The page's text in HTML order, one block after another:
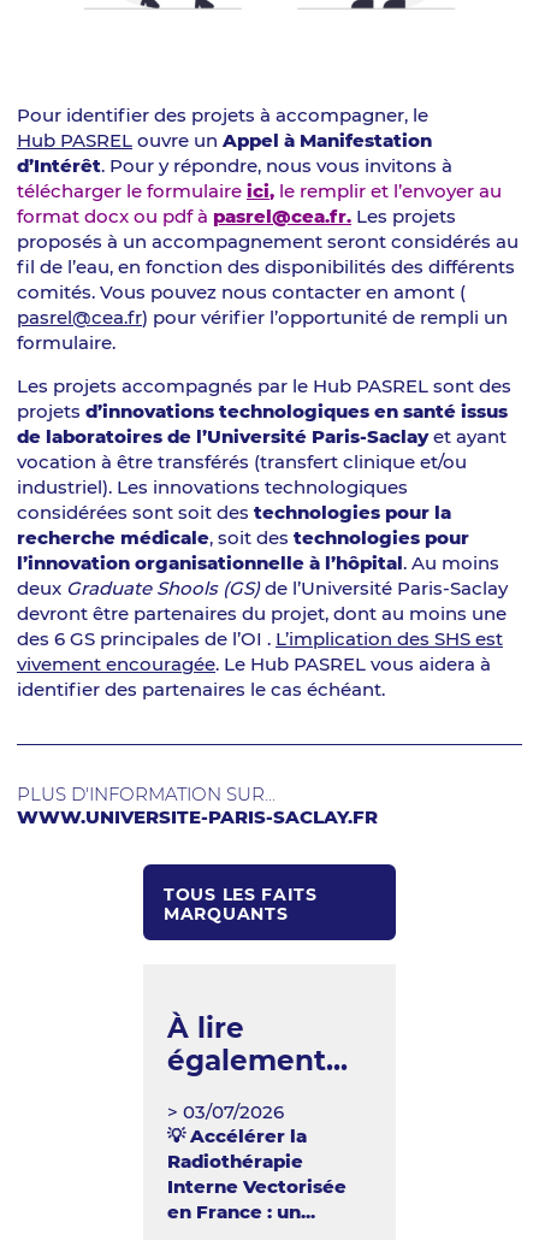
Pour identifier des projets à accompagner, le
Hub PASREL ouvre un Appel à Manifestation
d’Intérêt. Pour y répondre, nous vous invitons à
télécharger le formulaire ici, le remplir et l’envoyer au
format docx ou pdf à pasrel@cea.fr. Les projets
proposés à un accompagnement seront considérés au
fil de l’eau, en fonction des disponibilités des différents
comités. Vous pouvez nous contacter en amont (
pasrel@cea.fr) pour vérifier l’opportunité de rempli un
formulaire.
Les projets accompagnés par le Hub PASREL sont des
projets d’innovations technologiques en santé issus
de laboratoires de l’Université Paris-Saclayet ayant
vocation à être transférés (transfert clinique et/ou
industriel). Les innovations technologiques
considérées sont soit des technologies pour la
recherche médicale, soit des technologies pour
l’innovation organisationnelle à l’hôpital. Au moins
deux Graduate Shools (GS)de l’Université Paris-Saclay
devront être partenaires du projet, dont au moins une
des 6 GS principales de l’OI . L’implication des SHS est
vivement encouragée. Le Hub PASREL vous aidera à
identifier des partenaires le cas échéant.
PLUS D'INFORMATION SUR...
WWW.UNIVERSITE-PARIS-SACLAY.FR
TOUS LES FAITS
MARQUANTS
À lire
également...
> 03/07/2026
💡 Accélérer la
Radiothérapie
Interne Vectorisée
en France : un...